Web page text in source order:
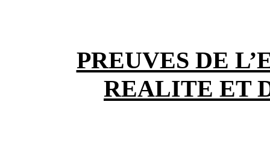
PREUVES DE
REALITE ET